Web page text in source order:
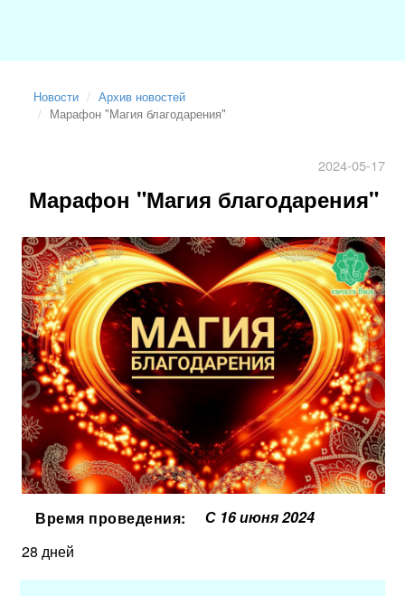
Новости
Архив новостей
Марафон "Магия благодарения"
2024-05-17
Марафон "Магия благодарения"
Время проведения:
С 16 июня 2024
28 дней